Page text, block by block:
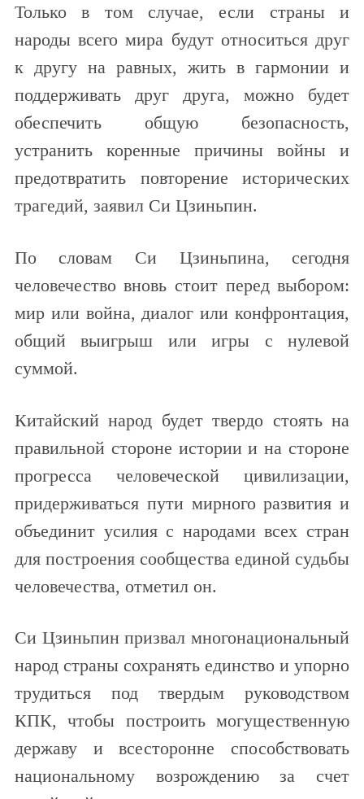
Только в том случае, если страны и
народы всего мира будут относиться друг
к другу на равных, жить в гармонии и
поддерживать друг друга, можно будет
обеспечить общую безопасность,
устранить коренные причины войны и
предотвратить повторение исторических
трагедий, заявил Си Цзиньпин.
По словам Си Цзиньпина, сегодня
человечество вновь стоит перед выбором:
мир или война, диалог или конфронтация,
общий выигрыш или игры с нулевой
суммой.
Китайский народ будет твердо стоять на
правильной стороне истории и на стороне
прогресса человеческой цивилизации,
придерживаться пути мирного развития и
объединит усилия с народами всех стран
для построения сообщества единой судьбы
человечества, отметил он.
Си Цзиньпин призвал многонациональный
народ страны сохранять единство и упорно
трудиться под твердым руководством
КПК, чтобы построить могущественную
державу и всесторонне способствовать
национальному возрождению за счет